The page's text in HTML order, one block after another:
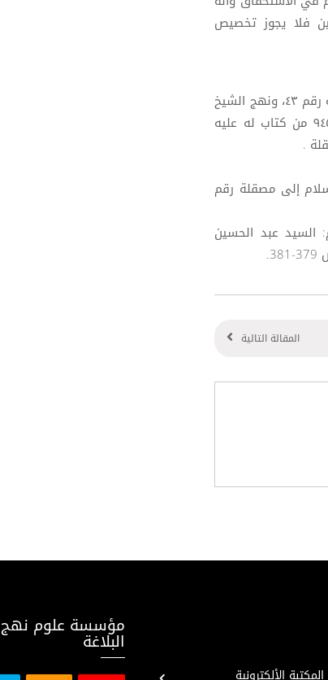
فلا يجوز تخصيص
([1]) نهج البلاغة لصبحي صالح : ٤١٥ من كتاب له عليه السلام إلى مصقلة رقم ٤٣، ونهج الشيخ
العطار : ٥٥١ / من كتابه عليه السلام رقم ٤٣ ، وشرح نهج ابن میثم ٩٤٥ من كتاب له عليه
له عليه السلام إلى مصقلة رقم
السيد عبد الحسين
المقالة التالية
المكتبة الألكترونية
مؤسسة علوم نهج
البلاغة